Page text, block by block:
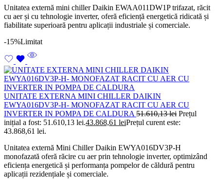
Unitatea externă mini chiller Daikin EWAA011DW1P trifazat, răcit
cu aer și cu tehnologie inverter, oferă eficiență energetică ridicată și
fiabilitate superioară pentru aplicații industriale și comerciale.
-15%Limitat
UNITATE EXTERNA MINI CHILLER DAIKIN
EWYA016DV3P-H- MONOFAZAT RACIT CU AER CU
INVERTER IN POMPA DE CALDURA51.610,13lei Prețul
inițial a fost: 51.610,13 lei.43.868,61 leiPrețul curent este:
43.868,61 lei.
Unitatea externă Mini Chiller Daikin EWYA016DV3P-H
monofazată oferă răcire cu aer prin tehnologie inverter, optimizând
eficiența energetică și performanța pompelor de căldură pentru
aplicații rezidențiale și comerciale.